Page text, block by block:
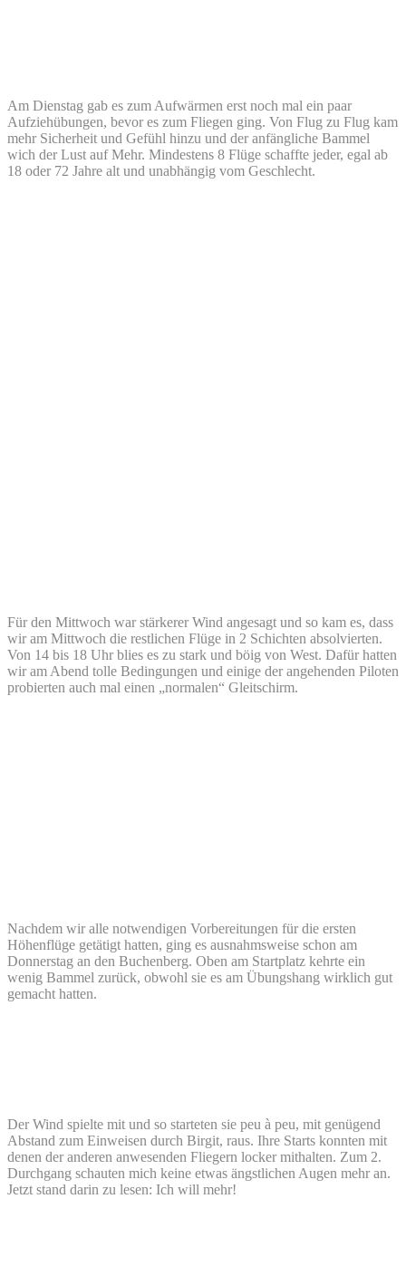
Am Dienstag gab es zum Aufwärmen erst noch mal ein paar
Aufziehübungen, bevor es zum Fliegen ging. Von Flug zu Flug kam
mehr Sicherheit und Gefühl hinzu und der anfängliche Bammel
wich der Lust auf Mehr. Mindestens 8 Flüge schaffte jeder, egal ab
18 oder 72 Jahre alt und unabhängig vom Geschlecht.
Für den Mittwoch war stärkerer Wind angesagt und so kam es, dass
wir am Mittwoch die restlichen Flüge in 2 Schichten absolvierten.
Von 14 bis 18 Uhr blies es zu stark und böig von West. Dafür hatten
wir am Abend tolle Bedingungen und einige der angehenden Piloten
probierten auch mal einen „normalen“ Gleitschirm.
Nachdem wir alle notwendigen Vorbereitungen für die ersten
Höhenflüge getätigt hatten, ging es ausnahmsweise schon am
Donnerstag an den Buchenberg. Oben am Startplatz kehrte ein
wenig Bammel zurück, obwohl sie es am Übungshang wirklich gut
gemacht hatten.
Der Wind spielte mit und so starteten sie peu à peu, mit genügend
Abstand zum Einweisen durch Birgit, raus. Ihre Starts konnten mit
denen der anderen anwesenden Fliegern locker mithalten. Zum 2.
Durchgang schauten mich keine etwas ängstlichen Augen mehr an.
Jetzt stand darin zu lesen: Ich will mehr!